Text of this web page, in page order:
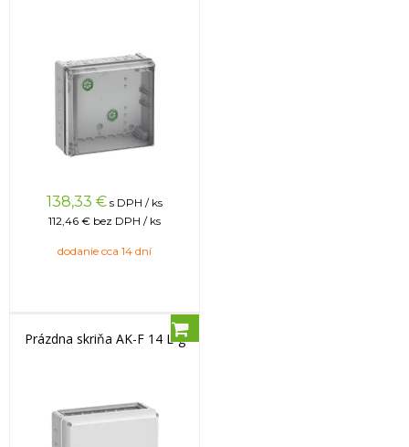
138,33 € s DPH / ks
112,46 € bez DPH / ks
dodanie cca 14 dní
Prázdna skriňa AK-F 14 L-g